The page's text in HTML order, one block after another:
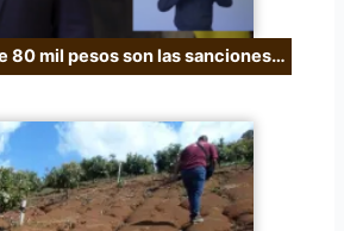
80 mil pesos son las sanciones…